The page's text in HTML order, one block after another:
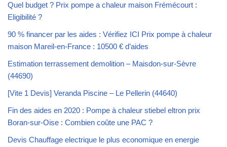
Quel budget ? Prix pompe a chaleur maison Frémécourt :
Eligibilité ?
90 % financer par les aides : Vérifiez ICI Prix pompe à chaleur
maison Mareil-en-France : 10500 € d’aides
Estimation terrassement demolition – Maisdon-sur-Sèvre
(44690)
[Vite 1 Devis] Veranda Piscine – Le Pellerin (44640)
Fin des aides en 2020 : Pompe à chaleur stiebel eltron prix
Boran-sur-Oise : Combien coûte une PAC ?
Devis Chauffage electrique le plus economique en energie